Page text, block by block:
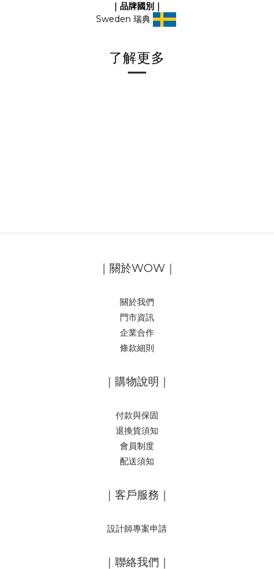
｜品牌國別｜
Sweden 瑞典
了解更多
｜關於WOW｜
關於我們
門市資訊
企業合作
條款細則
｜購物說明｜
付款與保固
退換貨須知
會員制度
配送須知
｜客戶服務｜
設計師專案申請
｜聯絡我們｜